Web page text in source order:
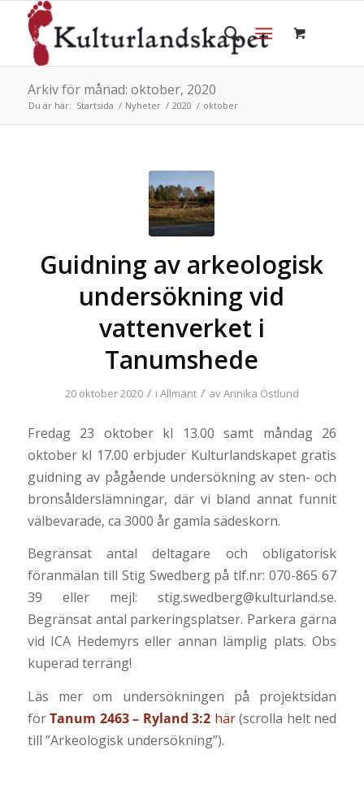
Arkiv för månad: oktober, 2020
Du är här: Startsida / Nyheter / 2020 / oktober
Guidning av arkeologisk
undersökning vid
vattenverket i
Tanumshede
20 oktober 2020 / i Allmänt / avAnnika Östlund
Fredag 23 oktober kl 13.00 samt måndag 26
oktober kl 17.00 erbjuder Kulturlandskapet gratis
guidning av pågående undersökning av sten- och
bronsålderslämningar, där vi bland annat funnit
välbevarade, ca 3000 år gamla sädeskorn.
Begränsat antal deltagare och obligatorisk
föranmälan till Stig Swedberg på tlf.nr: 070-865 67
39 eller mejl: stig.swedberg@kulturland.se.
Begränsat antal parkeringsplatser. Parkera gärna
vid ICA Hedemyrs eller annan lämplig plats. Obs
kuperad terräng!
Läs mer om undersökningen på projektsidan
förTanum 2463 – Ryland 3:2 här(scrolla helt ned
till ”Arkeologisk undersökning”).